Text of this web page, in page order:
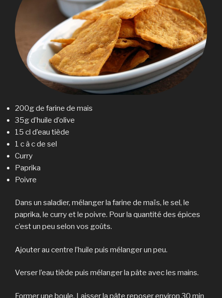
200g de farine de mais
35g d’huile d’olive
15 cl d’eau tiède
1 c à c de sel
Curry
Paprika
Poivre
Dans un saladier, mélanger la farine de maïs, le sel, le
paprika, le curry et le poivre. Pour la quantité des épices
c’est un peu selon vos goûts.
Ajouter au centre l’huile puis mélanger un peu.
Verser l’eau tiède puis mélanger la pâte avec les mains.
Former une boule. Laisser la pâte reposer environ 30 min